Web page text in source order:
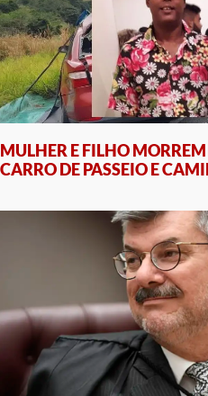
MULHER E FILHO
CARRO DE PASSEIO E